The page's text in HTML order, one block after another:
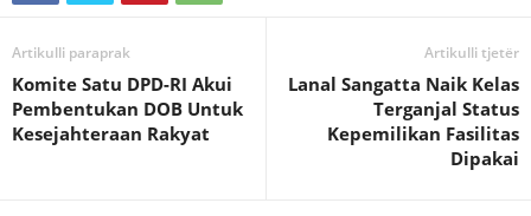
Artikulli paraprak
Komite Satu DPD-RI Akui
Pembentukan DOB Untuk
Kesejahteraan Rakyat
Artikulli tjetër
Lanal Sangatta Naik Kelas
Terganjal Status
Kepemilikan Fasilitas
Dipakai